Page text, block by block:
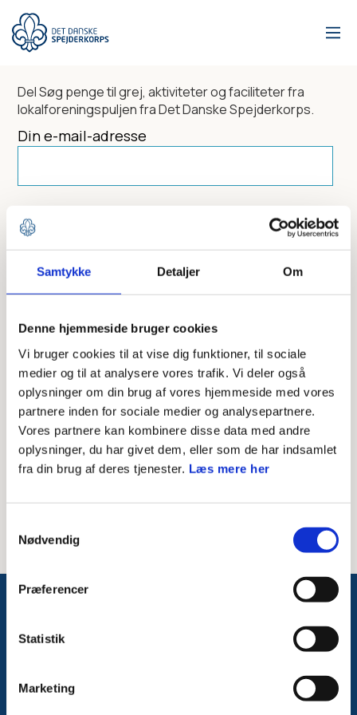
Samtykke Detaljer Om
Denne hjemmeside bruger cookies
Vi bruger cookies til at vise dig funktioner, til sociale
medier og til at analysere vores trafik. Vi deler også
oplysninger om din brug af vores hjemmeside med vores
partnere inden for sociale medier og analysepartnere.
Vores partnere kan kombinere disse data med andre
oplysninger, du har givet dem, eller som de har indsamlet
fra din brug af deres tjenester. Læs mere her
Nødvendig
Præferencer
Statistik
Marketing
hovedindhold
DelSøg penge til grej, aktiviteter og faciliteter fra
lokalforeningspuljenfra Det Danske Spejderkorps.
Din e-mail-adresse
Dit navn
Skriv modtagerens mailadresse
Besked til modtager